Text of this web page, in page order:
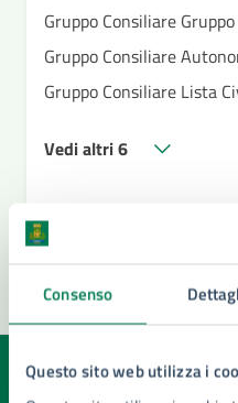
Consenso
Questo sito web utilizza i
Gruppo Consiliare
Gruppo Consiliare
Gruppo Consiliare Lista
Vedi altri 6
Quanto sono chiare